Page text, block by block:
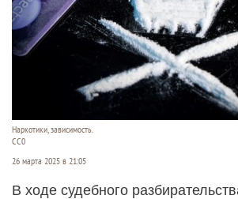
Наркотики, зависимость.
CC0
26 марта 2025 в 21:05
В ходе судебного